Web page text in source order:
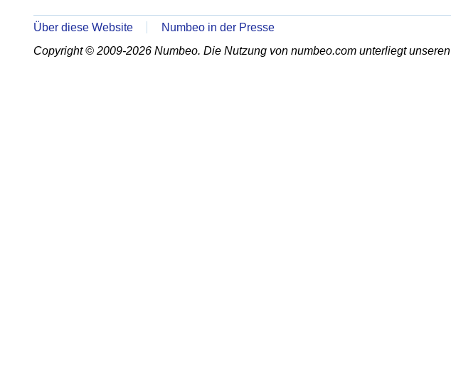
Über diese Website
Numbeo in der Presse
Copyright © 2009-2026 Numbeo. Die Nutzung von numbeo.com unterliegt unseren